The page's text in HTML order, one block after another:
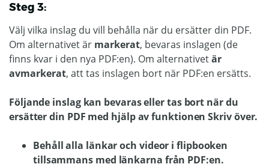
Steg 3:
Välj vilka inslag du vill behålla när du ersätter din PDF.
Om alternativet är markerat, bevaras inslagen (de
finns kvar i den nya PDF:en). Om alternativetär
avmarkerat, att tas inslagen bort när PDF:en ersätts.
Följande inslag kan bevaras eller tas bort när du
ersätter din PDF med hjälp av funktionen Skriv över.
Behåll alla länkar och videor i flipbooken
tillsammans med länkarna från PDF:en.